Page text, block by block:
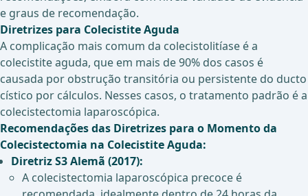
e graus de recomendação.
Diretrizes para Colecistite Aguda
A complicação mais comum da colecistolitíase é a
colecistite aguda, que em mais de 90% dos casos é
causada por obstrução transitória ou persistente do ducto
cístico por cálculos. Nesses casos, o tratamento padrão é a
colecistectomia laparoscópica.
Recomendações das Diretrizes para o Momento da
Colecistectomia na Colecistite Aguda:
Diretriz S3 Alemã (2017):
A colecistectomia laparoscópica precoce é